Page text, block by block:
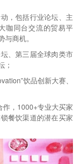
，包括行业论坛、主
咖同台交流的贸易平
商机。
、第三届全球肉类市
；
饮品创新大赛、
，1000+专业大买家
餐饮渠道的潜在买家